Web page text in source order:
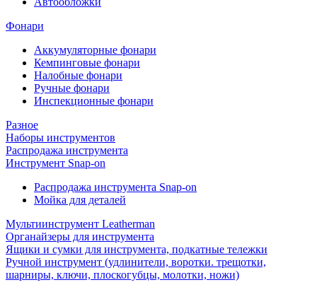
Фонари
Аккумуляторные фонари
Кемпинговые фонари
Налобные фонари
Ручные фонари
Инспекционные фонари
Разное
Наборы инструментов
Распродажа инструмента
Инструмент Snap-on
Распродажа инструмента Snap-on
Мойка для деталей
Мультиинструмент Leatherman
Органайзеры для инструмента
Ящики и сумки для инструмента, подкатные тележки
Ручной инструмент (удлинители, воротки. трещотки,
шарниры, ключи, плоскогубцы, молотки, ножи)